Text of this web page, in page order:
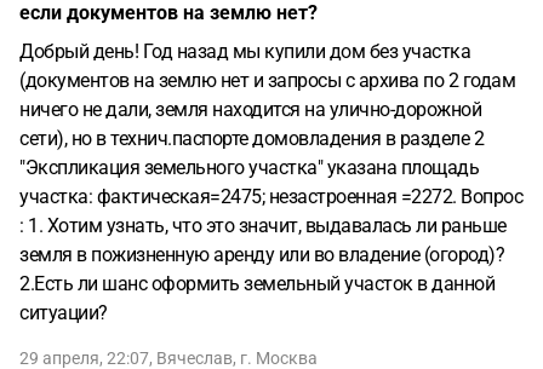
если документов на землю нет?
Добрый день! Год назад мы купили дом без участка
(документов на землю нет и запросы с архива по 2 годам
ничего не дали, земля находится на улично-дорожной
сети), но в технич.паспорте домовладения в разделе 2
"Экспликация земельного участка" указана площадь
участка: фактическая=2475; незастроенная =2272. Вопрос
: 1. Хотим узнать, что это значит, выдавалась ли раньше
земля в пожизненную аренду или во владение (огород)?
2.Есть ли шанс оформить земельный участок в данной
ситуации?
29 апреля, 22:07, Вячеслав, г. Москва